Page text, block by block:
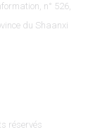
n° 526,
du Shaanxi
réservés